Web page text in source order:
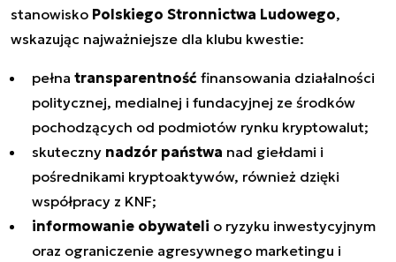
stanowisko Polskiego Stronnictwa Ludowego,
wskazując najważniejsze dla klubu kwestie:
pełna transparentność finansowania działalności
politycznej, medialnej i fundacyjnej ze środków
pochodzących od podmiotów rynku kryptowalut;
skuteczny nadzór państwa nad giełdami i
pośrednikami kryptoaktywów, również dzięki
współpracy z KNF;
informowanie obywateli o ryzyku inwestycyjnym
oraz ograniczenie agresywnego marketingu i